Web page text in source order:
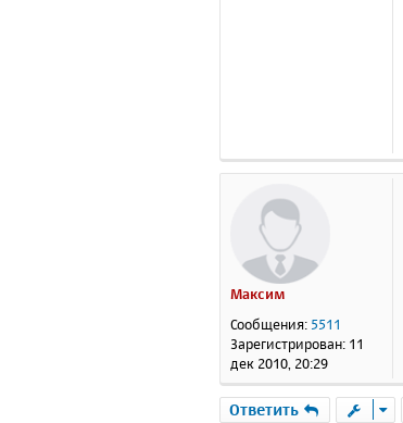
Максим
Сообщения: 5511
Зарегистрирован: 11
дек 2010, 20:29
Ответить